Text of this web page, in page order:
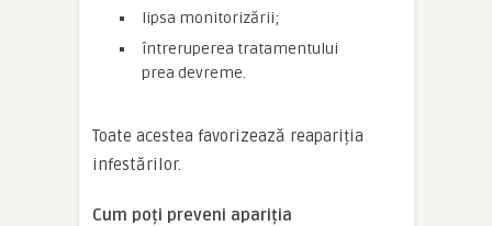
lipsa monitorizării;
întreruperea tratamentului
prea devreme.
Toate acestea favorizează reapariția
infestărilor.
Cum poți preveni apariția